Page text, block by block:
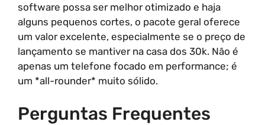
software possa ser melhor otimizado e haja
alguns pequenos cortes, o pacote geral oferece
um valor excelente, especialmente se o preço de
lançamento se mantiver na casa dos 30k. Não é
apenas um telefone focado em performance; é
um *all-rounder* muito sólido.
Perguntas Frequentes